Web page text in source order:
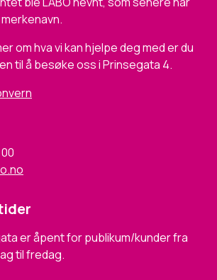
om hva vi kan hjelpe deg med er du
til å besøke oss i Prinsegata 4.
er åpent for publikum/kunder fra
til fredag.